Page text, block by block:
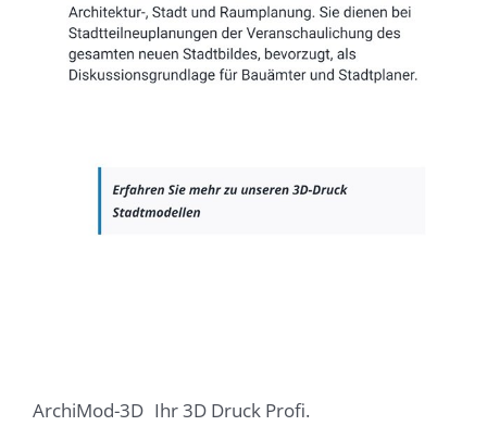
ArchiMod-3D Ihr 3D Druck Profi.